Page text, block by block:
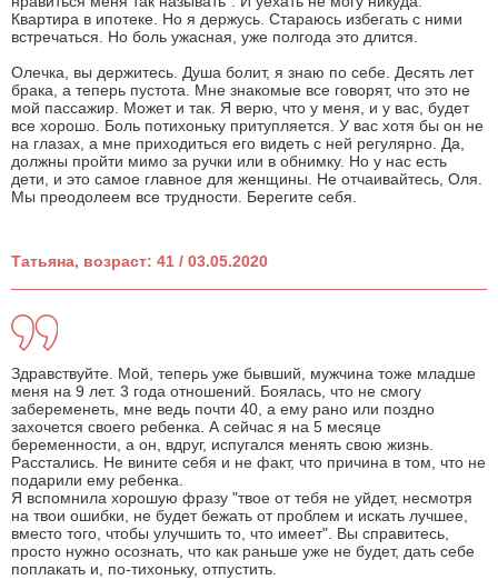
Квартира в ипотеке. Но я держусь. Стараюсь избегать с ними
встречаться. Но боль ужасная, уже полгода это длится.
Олечка, вы держитесь. Душа болит, я знаю по себе. Десять лет
брака, а теперь пустота. Мне знакомые все говорят, что это не
мой пассажир. Может и так. Я верю, что у меня, и у вас, будет
все хорошо. Боль потихоньку притупляется. У вас хотя бы он не
на глазах, а мне приходиться его видеть с ней регулярно. Да,
должны пройти мимо за ручки или в обнимку. Но у нас есть
дети, и это самое главное для женщины. Не отчаивайтесь, Оля.
Мы преодолеем все трудности. Берегите себя.
Татьяна, возраст: 41 / 03.05.2020
Здравствуйте. Мой, теперь уже бывший, мужчина тоже младше
меня на 9 лет. 3 года отношений. Боялась, что не смогу
забеременеть, мне ведь почти 40, а ему рано или поздно
захочется своего ребенка. А сейчас я на 5 месяце
беременности, а он, вдруг, испугался менять свою жизнь.
Расстались. Не вините себя и не факт, что причина в том, что не
подарили ему ребенка.
Я вспомнила хорошую фразу "твое от тебя не уйдет, несмотря
на твои ошибки, не будет бежать от проблем и искать лучшее,
вместо того, чтобы улучшить то, что имеет". Вы справитесь,
просто нужно осознать, что как раньше уже не будет, дать себе
поплакать и, по-тихоньку, отпустить.